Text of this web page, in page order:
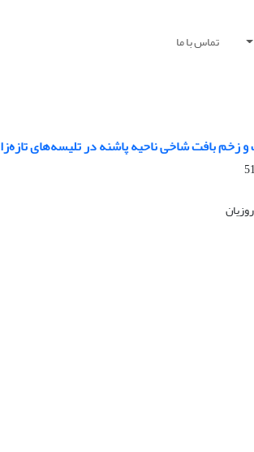
تماس با ما
زخم بافت شاخی ناحیه پاشنه در تلیسه‌‌های تازه‌زا